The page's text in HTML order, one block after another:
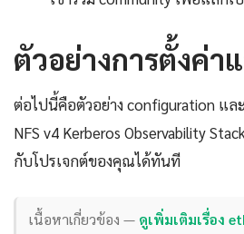
ตัวอย่างการตั้งค่า
ต่อไปนี้คือตัวอย่าง configuration แล
NFS v4 Kerberos Observability
กับโปรเจกต์ของคุณได้ทันที
เนื้อหาเกี่ยวข้อง — ดูเพิ่มเติมเรื่อง